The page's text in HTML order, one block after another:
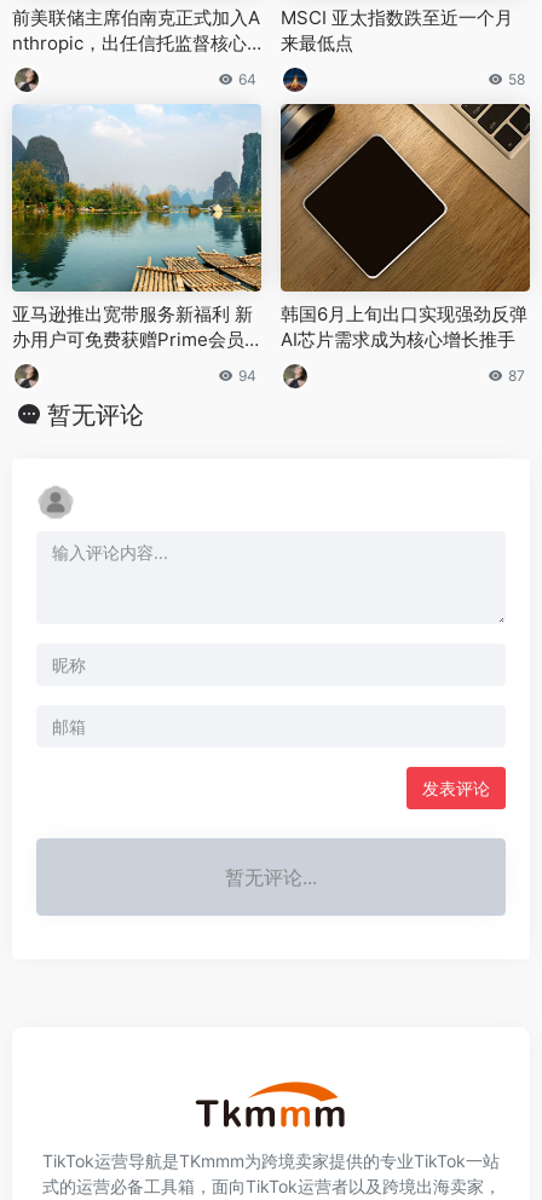
前美联储主席伯南克正式加入A
nthropic，出任信托监督核心
负责人
64
MSCI 亚太指数跌至近一个月
来最低点
58
亚马逊推出宽带服务新福利 新
办用户可免费获赠Prime会员
资格
94
韩国6月上旬出口实现强劲反弹
AI芯片需求成为核心增长推手
87
暂无评论
发表评论
暂无评论...
TikTok运营导航是TKmmm为跨境卖家提供的专业TikTok一站
式的运营必备工具箱，面向TikTok运营者以及跨境出海卖家，